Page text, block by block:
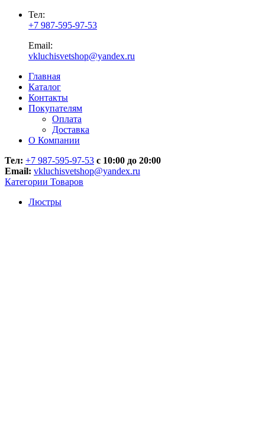
Тел:
+7 987-595-97-53
Email:
vkluchisvetshop@yandex.ru
Главная
Каталог
Контакты
Покупателям
Оплата
Доставка
О Компании
Тел: +7 987-595-97-53 с 10:00 до 20:00
Email: vkluchisvetshop@yandex.ru
Категории Товаров
Люстры